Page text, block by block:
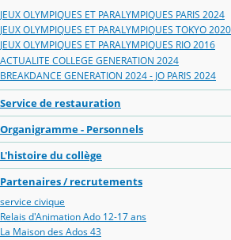
JEUX OLYMPIQUES ET PARALYMPIQUES PARIS 2024
JEUX OLYMPIQUES ET PARALYMPIQUES TOKYO 2020
JEUX OLYMPIQUES ET PARALYMPIQUES RIO 2016
ACTUALITE COLLEGE GENERATION 2024
BREAKDANCE GENERATION 2024 - JO PARIS 2024
Service de restauration
Organigramme - Personnels
L'histoire du collège
Partenaires / recrutements
service civique
Relais d'Animation Ado 12-17 ans
La Maison des Ados 43